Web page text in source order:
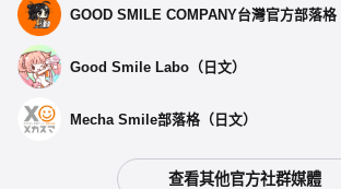
GOOD SMILE COMPANY台灣官方部落格
Good Smile Labo（日文）
Mecha Smile部落格（日文）
查看其他官方社群媒體